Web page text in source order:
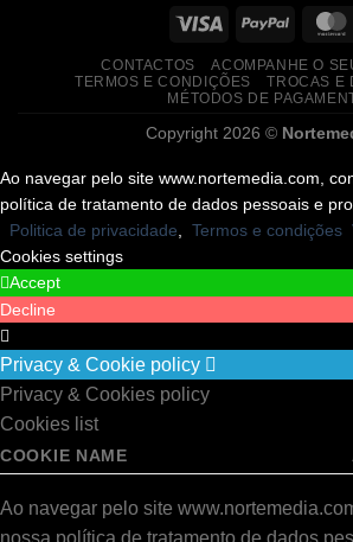
CONTACTOS
ACOMPANHE O
TERMOS E CONDIÇÕES
TROCAS E
MÉTODOS DE
Copyright 2026 ©
Ao navegar pelo site www.nortemedia.com,
política de tratamento de dados pessoais e
Politica de privacidade
Termos e condições
Cookies settings
Accept
Decline
Privacy & Cookie policy
Privacy & Cookies policy
Cookies list
COOKIE NAME
Ao navegar pelo site
nossa política de tratamento de dados